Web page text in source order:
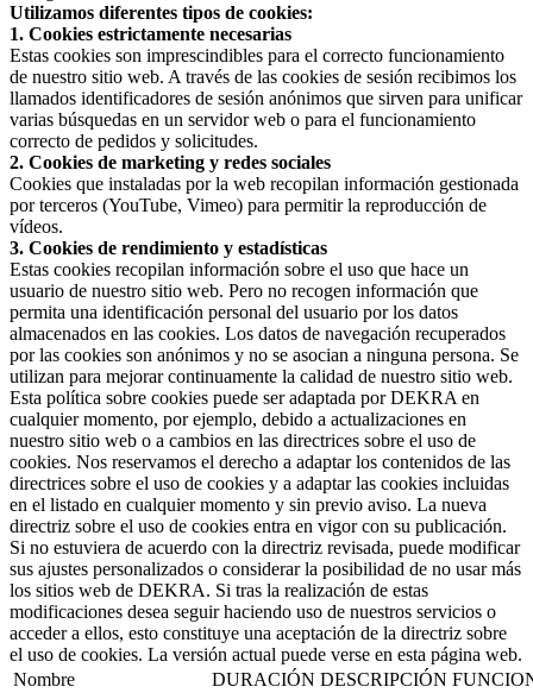
Utilizamos diferentes tipos de cookies:
1. Cookies estrictamente necesarias
Estas cookies son imprescindibles para el correcto funcionamiento
de nuestro sitio web. A través de las cookies de sesión recibimos los
llamados identificadores de sesión anónimos que sirven para unificar
varias búsquedas en un servidor web o para el funcionamiento
correcto de pedidos y solicitudes.
2. Cookies de marketing y redes sociales
Cookies que instaladas por la web recopilan información gestionada
por terceros (YouTube, Vimeo) para permitir la reproducción de
vídeos.
3. Cookies de rendimiento y estadísticas
Estas cookies recopilan información sobre el uso que hace un
usuario de nuestro sitio web. Pero no recogen información que
permita una identificación personal del usuario por los datos
almacenados en las cookies. Los datos de navegación recuperados
por las cookies son anónimos y no se asocian a ninguna persona. Se
utilizan para mejorar continuamente la calidad de nuestro sitio web.
Esta política sobre cookies puede ser adaptada por DEKRA en
cualquier momento, por ejemplo, debido a actualizaciones en
nuestro sitio web o a cambios en las directrices sobre el uso de
cookies. Nos reservamos el derecho a adaptar los contenidos de las
directrices sobre el uso de cookies y a adaptar las cookies incluidas
en el listado en cualquier momento y sin previo aviso. La nueva
directriz sobre el uso de cookies entra en vigor con su publicación.
Si no estuviera de acuerdo con la directriz revisada, puede modificar
sus ajustes personalizados o considerar la posibilidad de no usar más
los sitios web de DEKRA. Si tras la realización de estas
modificaciones desea seguir haciendo uso de nuestros servicios o
acceder a ellos, esto constituye una aceptación de la directriz sobre
el uso de cookies. La versión actual puede verse en esta página web.
Nombre
DURACIÓN DESCRIPCIÓN